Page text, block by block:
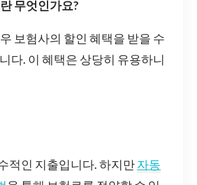
무엇인가요?
보험사의 할인 혜택을 받을 수
다. 이 혜택은 상당히 유용하니
적인 지출입니다. 하지만자동